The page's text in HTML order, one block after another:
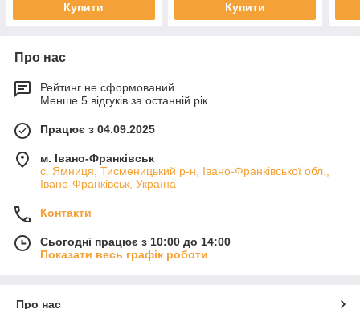
Купити Купити
Про нас
Рейтинг не сформований
Менше 5 відгуків за останній рік
Працює з 04.09.2025
м. Івано-Франківськ
с. Ямниця, Тисменицький р-н, Івано-Франківської обл.,
Івано-Франківськ, Україна
Контакти
Сьогодні працює з 10:00 до 14:00
Показати весь графік роботи
Про нас